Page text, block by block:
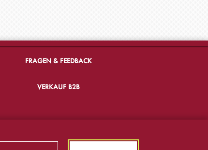
FRAGEN & FEEDBACK
VERKAUF B2B